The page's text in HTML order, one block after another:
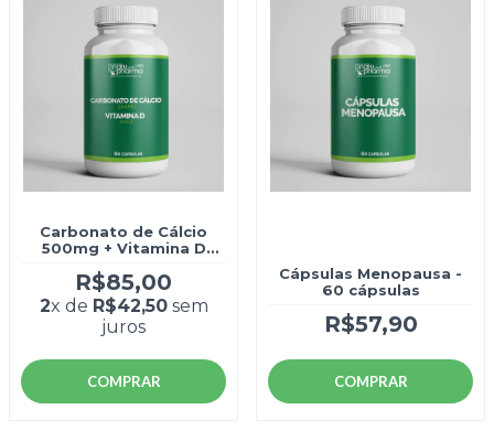
Carbonato de Cálcio
500mg + Vitamina D
R$85,00
2x de R$42,50sem
juros
COMPRAR
Cápsulas Menopausa -
60 cápsulas
R$57,90
COMPRAR